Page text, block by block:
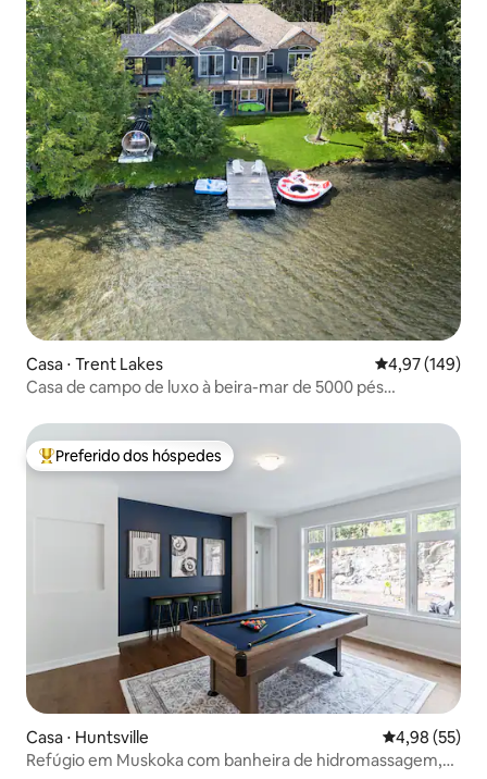
Casa ⋅ Trent Lakes 4,97 de uma
4,97 (149)
Casa de campo de luxo à beira-mar de 5000 pés
Entre os melhores preferidos dos hóspedes
Preferido dos hóspedes
Casa ⋅ Huntsville 4,98 de uma
4,98 (55)
Refúgio em Muskoka com banheira de hidromassagem,